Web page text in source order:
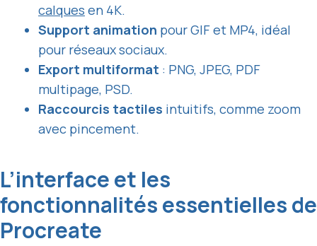
calques en 4K.
Support animation pour GIF et MP4, idéal
pour réseaux sociaux.
Export multiformat : PNG, JPEG, PDF
multipage, PSD.
Raccourcis tactiles intuitifs, comme zoom
avec pincement.
L’interface et les
fonctionnalités essentielles de
Procreate